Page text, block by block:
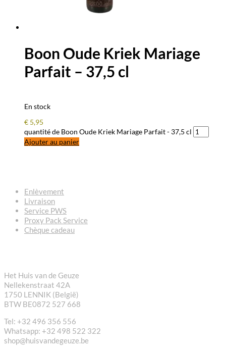
Boon Oude Kriek Mariage
Parfait – 37,5 cl
En stock
€ 5,95
quantité de Boon Oude Kriek Mariage Parfait - 37,5 cl
Ajouter au panier
Enlèvement
Livraison
Service PWS
Proxy Pack Service
Chèque cadeau
Het Huis van de Geuze
Nellekenstraat 42A
1750 LENNIK (België)
BTW BE0872 527 668
Tel: +32 496 356 556
Whatsapp: +32 498 522 322
shop@huisvandegeuze.be